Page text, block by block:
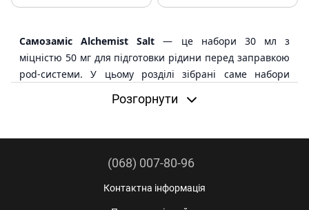
Самозаміс Alchemist Salt — це набори 30 мл з
міцністю 50 мг для підготовки рідини перед заправкою
pod-системи. У цьому розділі зібрані саме набори
коктейлі, десертні й молочні профілі.
Розгорнути
(068) 007-80-96
Контактна інформація